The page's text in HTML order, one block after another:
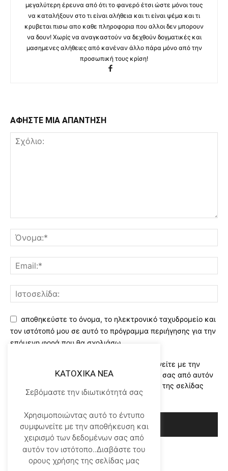
μεγαλύτερη έρευνα από ότι το φανερό έτσι ώστε μόνοι τους
να καταλήξουν στο τι είναι αλήθεια και τι είναι ψέμα και τι
κρυβεται πισω απο καθε πληροφορια που αλλοι δεν μπορουν
να δουν! Χωρίς να αναγκαστούν να δεχθούν δογματικές και
μασημενες αλήθειες από κανέναν άλλο πάρα μόνο από την
προσωπική τους κρίση!
ΑΦΗΣΤΕ ΜΙΑ ΑΠΑΝΤΗΣΗ
αποθηκεύστε το όνομα, το ηλεκτρονικό ταχυδρομείο και
τον ιστότοπό μου σε αυτό το πρόγραμμα περιήγησης για την
επόμενη φορά που θα σχολιάσω.
Χρησιμοποιώντας αυτό το έντυπο συμφωνείτε με την
αποθήκευση και χειρισμό των δεδομένων σας από αυτόν
τον ιστότοπο..Διαβάστε του ορους χρήσης της σελίδας
μας*
KATOXIKA NEA
Σεβόμαστε την ιδιωτικότητά σας
Χρησιμοποιώντας αυτό το έντυπο
συμφωνείτε με την αποθήκευση και
χειρισμό των δεδομένων σας από
αυτόν τον ιστότοπο..Διαβάστε του
ορους χρήσης της σελίδας μας